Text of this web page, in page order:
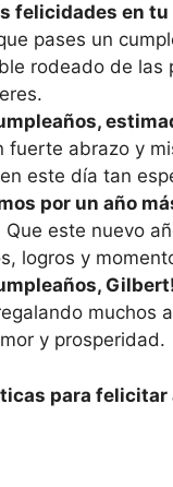
felicidades en
pases un
rodeado de las
fuerte abrazo y
este día tan
por un año
Que este nuevo
logros y
muchos
y prosperidad.
para felicitar